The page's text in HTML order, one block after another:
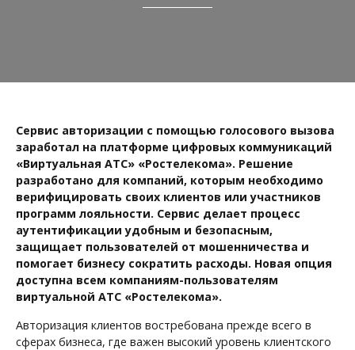
Сервис авторизации с помощью голосового вызова
заработал на платформе цифровых коммуникаций
«Виртуальная АТС» «Ростелекома». Решение
разработано для компаний, которым необходимо
верифицировать своих клиентов или участников
программ лояльности. Сервис делает процесс
аутентификации удобным и безопасным,
защищает пользователей от мошенничества и
помогает бизнесу сократить расходы. Новая опция
доступна всем компаниям-пользователям
виртуальной АТС «Ростелекома».
Авторизация клиентов востребована прежде всего в
сферах бизнеса, где важен высокий уровень клиентского